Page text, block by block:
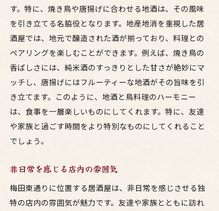
居酒屋での特別な思い出作り
呑み仲間と集う梅田東通り居酒屋で絶妙な鳥料
理と地酒の出会い
呑み仲間と楽しむ居酒屋選びのコツ
鳥料理と地酒のペアリングの楽しみ方
飲み放題プランで満喫する夜
仲間と共に味わう至福の一皿
居酒屋での宴会を成功させるポイント
梅田東通りの旅
旅の始まりは地元の居酒屋から
ジューシーな鳥料理の秘密
す。特に、焼き鳥や唐揚げに合わせる地酒は、その風味
を引き立てる名脇役となります。地産地消を重視した居
酒屋では、地元で醸造された酒が揃っており、料理との
ペアリングを楽しむことができます。例えば、焼き鳥の
香ばしさには、純米酒のすっきりとした甘さが絶妙にマ
ッチし、唐揚げにはフルーティーな地酒がその旨味を引
き立てます。このように、地酒と鳥料理のハーモニー
は、食事を一層楽しいものにしてくれます。特に、友達
や家族と過ごす時間をより特別なものにしてくれること
でしょう。
非日常を感じる店内の雰囲気
梅田東通りに位置する居酒屋は、非日常を感じさせる独
特の店内の雰囲気が魅力です。友達や家族とともに訪れ